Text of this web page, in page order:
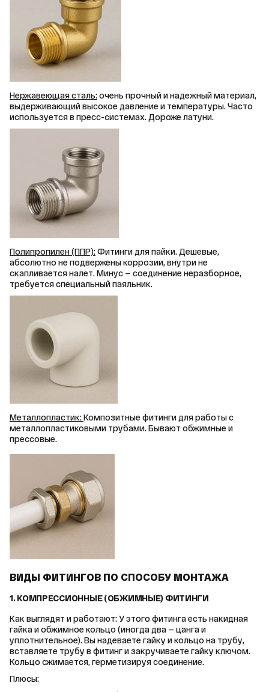
Нержавеющая сталь: очень прочный и надежный материал,
выдерживающий высокое давление и температуры. Часто
используется в пресс-системах. Дороже латуни.
Полипропилен (ППР): Фитинги для пайки. Дешевые,
абсолютно не подвержены коррозии, внутри не
скапливается налет. Минус — соединение неразборное,
требуется специальный паяльник.
Металлопластик: Композитные фитинги для работы с
металлопластиковыми трубами. Бывают обжимные и
прессовые.
ВИДЫ ФИТИНГОВ ПО СПОСОБУ МОНТАЖА
1. КОМПРЕССИОННЫЕ (ОБЖИМНЫЕ) ФИТИНГИ
Как выглядят и работают: У этого фитинга есть накидная
гайка и обжимное кольцо (иногда два — цанга и
уплотнительное). Вы надеваете гайку и кольцо на трубу,
вставляете трубу в фитинг и закручиваете гайку ключом.
Кольцо сжимается, герметизируя соединение.
Плюсы: